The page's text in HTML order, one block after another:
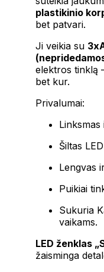
plastikinio
bet patvari.
Ji veikia su
elektros tinklą
bet kur.
Privalumai:
Linksmas
Šiltas
Lengvas
Puikiai
Sukuria
vaikams.
LED ženklas
žaisminga